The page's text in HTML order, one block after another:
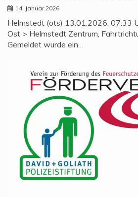
14. Januar 2026
Helmstedt (ots) 13.01.2026, 07:33
Ost > Helmstedt Zentrum,
Gemeldet wurde ein…